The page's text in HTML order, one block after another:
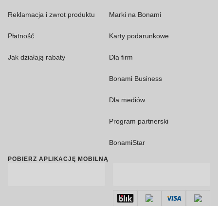
Reklamacja i zwrot produktu
Płatność
Jak działają rabaty
Marki na Bonami
Karty podarunkowe
Dla firm
Bonami Business
Dla mediów
Program partnerski
BonamiStar
POBIERZ APLIKACJĘ MOBILNĄ